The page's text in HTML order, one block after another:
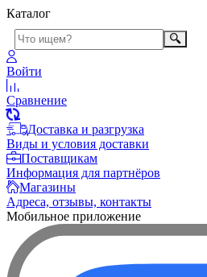
Каталог
Войти
Сравнение
Доставка и разгрузка
Виды и условия доставки
Поставщикам
Информация для партнёров
Магазины
Адреса, отзывы, контакты
Мобильное приложение